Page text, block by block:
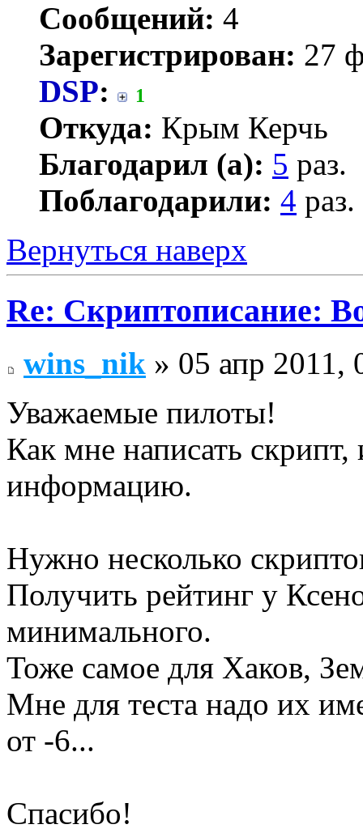
Сообщений: 4
Зарегистрирован: 27
DSP: 1
Откуда: Крым Керчь
Благодарил (а): 5 раз.
Поблагодарили: 4 раз.
Вернуться наверх
Re: Скриптописание:
wins_nik » 05 апр 2011,
Уважаемые пилоты!
Как мне написать скрипт,
информацию.
Нужно несколько
Получить рейтинг у
минимального.
Тоже самое для Хаков,
Мне для теста надо их
от -6...
Спасибо!